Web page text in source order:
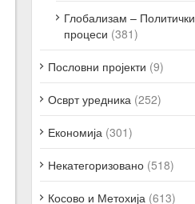
Глобализам – Политички
процеси (381)
Пословни пројекти (9)
Осврт уредника (252)
Економија (301)
Некатегоризовано (518)
Косово и Метохија (613)